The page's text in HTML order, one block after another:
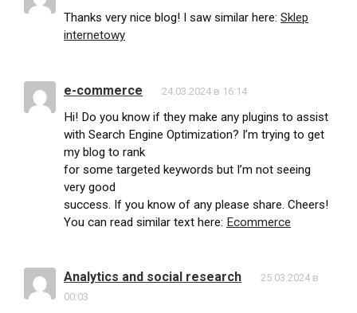
Thanks very nice blog! I saw similar here: Sklep
internetowy
e-commerce 24.03.2024 в 16:14
Hi! Do you know if they make any plugins to assist
with Search Engine Optimization? I’m trying to get
my blog to rank
for some targeted keywords but I’m not seeing
very good
success. If you know of any please share. Cheers!
You can read similar text here: Ecommerce
Analytics and social research
25.03.2024 в
00:03